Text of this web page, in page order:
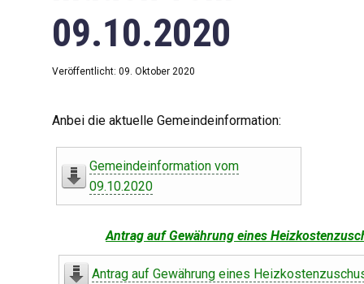
09.10.2020
Veröffentlicht: 09. Oktober 2020
Anbei die aktuelle Gemeindeinformation:
Gemeindeinformation vom
09.10.2020
Antrag auf Gewährung eines
Antrag auf Gewährung eines